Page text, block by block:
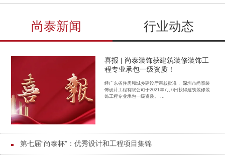
尚泰新闻 行业动态
喜报 | 尚泰装饰获建筑装修装饰工
程专业承包一级资质！
经广东省住房和城乡建设厅审核批准， 深圳市尚泰装
饰设计工程有限公司于2021年7月6日获得建筑装修装
饰工程专业承包一级资质。 ...
第七届“尚泰杯”：优秀设计和工程项目集锦